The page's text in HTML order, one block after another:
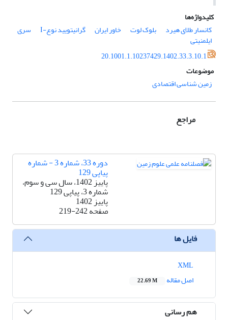
کلیدواژه‌ها
کانسار طلای هیرد
بلوک لوت خاور ایران گرانیتویید نوع-I سری
ایلمنیتی
20.1001.1.10237429.1402.33.3.10.1
موضوعات
زمین شناسی اقتصادی
مراجع
دوره 33، شماره 3 - شماره
پیاپی 129
پاییز 1402، سال سی و سوم،
شماره 3، پیاپی 129
پاییز 1402
صفحه219-242
فایل ها
اصل مقاله
22.69 M
هم رسانی